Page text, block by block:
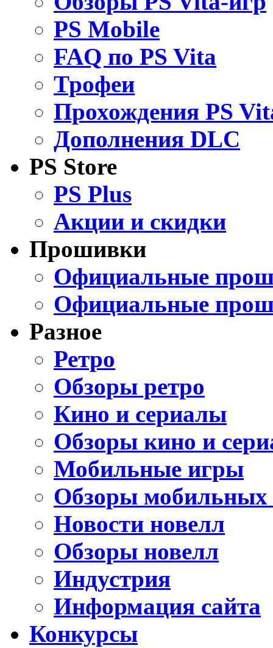
PS Mobile
FAQ по PS Vita
Трофеи
Прохождения PS
Дополнения DLC
PS Store
PS Plus
Акции и скидки
Прошивки
Официальные
Официальные
Разное
Ретро
Обзоры ретро
Кино и сериалы
Обзоры кино и
Мобильные игры
Обзоры мобильных
Новости новелл
Обзоры новелл
Индустрия
Информация сайта
Конкурсы